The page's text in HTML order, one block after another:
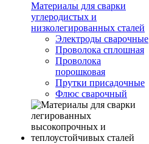
Материалы для сварки
углеродистых и
низколегированных сталей
Электроды сварочные
Проволока сплошная
Проволока
порошковая
Прутки присадочные
Флюс сварочный